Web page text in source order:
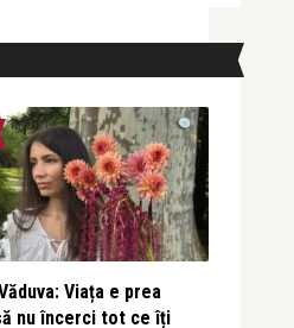
Viața e prea
nu încerci tot ce îți